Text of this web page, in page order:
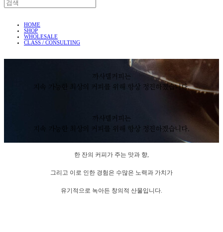
HOME
SHOP
WHOLESALE
CLASS / CONSULTING
까사델커피는
지속 가능한 최상의 커피를 위해 항상 정진하겠습니다.
까사델커피는
지속 가능한 최상의 커피를 위해 항상 정진하겠습니다.
한 잔의 커피가 주는 맛과 향,
그리고 이로 인한 경험은 수많은 노력과 가치가
유기적으로 녹아든 창의적 산물입니다.